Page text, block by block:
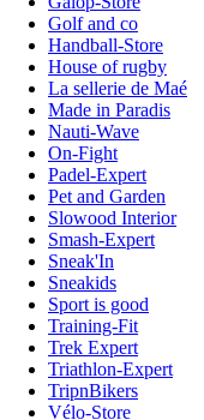
Golf and co
Handball-Store
House of rugby
La sellerie de Maé
Made in Paradis
Nauti-Wave
On-Fight
Padel-Expert
Pet and Garden
Slowood Interior
Smash-Expert
Sneak'In
Sneakids
Sport is good
Training-Fit
Trek Expert
Triathlon-Expert
TripnBikers
Vélo-Store